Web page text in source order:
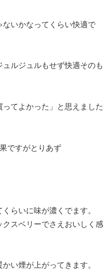
いかなってくらい快適で
ルジュルもせず快適そのも
てよかった」と思えました
ですがとりあず
らいに味が濃くでます。
スベリーでさえおいしく感
い煙が上がってきます。